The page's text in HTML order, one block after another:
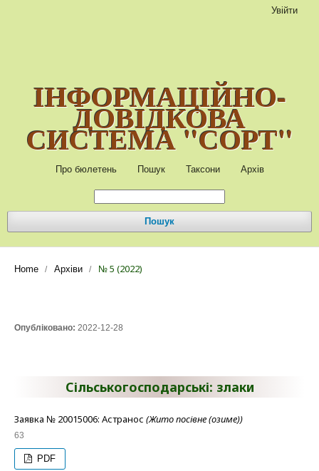
ІНФОРМАЦІЙНО-
ДОВІДКОВА
СИСТЕМА "СОРТ"
Про бюлетень Пошук Таксони Архів
Пошук
Увійти
Home / Архіви / № 5 (2022)
Опубліковано: 2022-12-28
Сільськогосподарські: злаки
Заявка № 20015006: Астранос (Жито посівне (озиме))
63
PDF